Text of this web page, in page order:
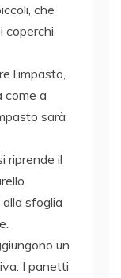
che
coperchi
l’impasto,
come a
sarà
riprende il
sfoglia
un
I panetti